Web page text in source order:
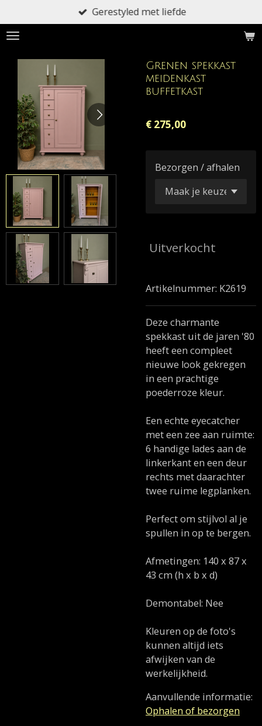
direct
naar
hoofdinhoud
Gerestyled met liefde
Grenen spekkast
meidenkast
buffetkast
€ 275,00
Bezorgen / afhalen
Uitverkocht
Artikelnummer: K2619
Deze charmante
spekkast uit de jaren '80
heeft een compleet
nieuwe look gekregen
in een prachtige
poederroze kleur.
Een echte eyecatcher
met een zee aan ruimte:
6 handige lades aan de
linkerkant en een deur
rechts met daarachter
twee ruime legplanken.
Perfect om stijlvol al je
spullen in op te bergen.
Afmetingen: 140 x 87 x
43 cm (h x b x d)
Demontabel: Nee
Kleuren op de foto's
kunnen altijd iets
afwijken van de
werkelijkheid.
Aanvullende informatie:
Ophalen of bezorgen